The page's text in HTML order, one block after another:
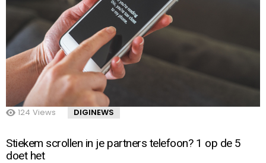
124 Views DIGINEWS
Stiekem scrollen in je partners telefoon? 1 op de 5
doet het